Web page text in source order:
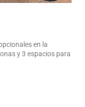
en la
y 3 espacios para